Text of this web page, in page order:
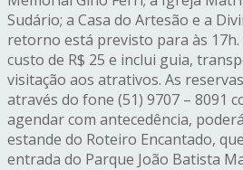
Sudário; a Casa do Artesão e a
retorno está previsto para às
custo de R$ 25 e inclui guia,
visitação aos atrativos. As
através do fone (51) 9707 – 8091
agendar com antecedência,
estande do Roteiro Encantado,
entrada do Parque João Batista